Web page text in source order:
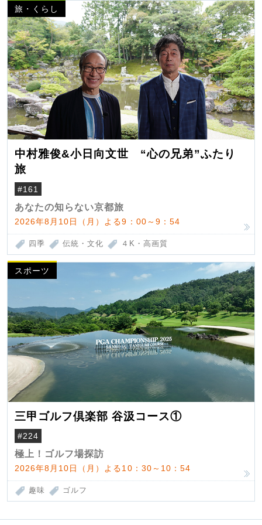
旅・くらし
中村雅俊&小日向文世 “心の兄弟”ふたり
旅
#161
あなたの知らない京都旅
2026年8月10日（月）よる9：00～9：54
四季 伝統・文化 ４K・高画質
スポーツ
三甲ゴルフ倶楽部 谷汲コース①
#224
極上！ゴルフ場探訪
2026年8月10日（月）よる10：30～10：54
趣味 ゴルフ